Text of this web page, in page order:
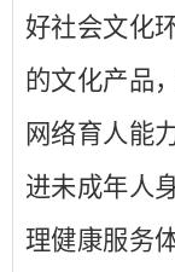
好社会文化
的文化产品
网络育人能
进未成年人
理健康服务